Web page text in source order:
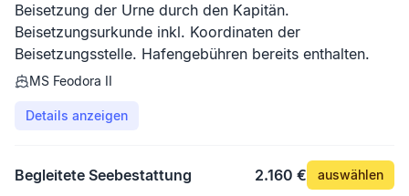
Beisetzung der Urne durch den Kapitän.
Beisetzungsurkunde inkl. Koordinaten der
Beisetzungsstelle. Hafengebühren bereits enthalten.
MS Feodora II
Details anzeigen
Begleitete Seebestattung 2.160 € auswählen